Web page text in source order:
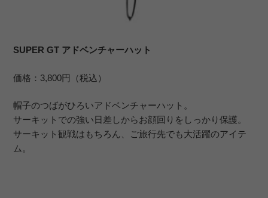
SUPER GT アドベンチャーハット
価格：3,800円（税込）
帽子のつばがひろいアドベンチャーハット。
サーキットでの強い日差しからお顔回りをしっかり保護。
サーキット観戦はもちろん、ご旅行先でも大活躍のアイテ
ム。